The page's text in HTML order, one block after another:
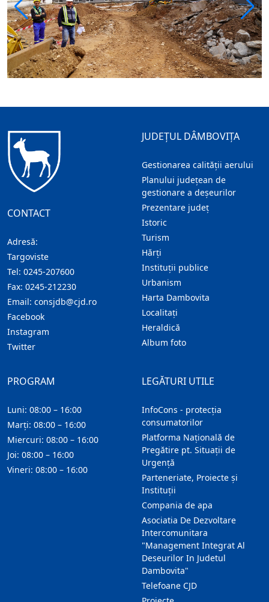
CONTACT
Adresă:
Targoviste
Tel: 0245-207600
Fax: 0245-212230
Email: consjdb@cjd.ro
Facebook
Instagram
Twitter
JUDEȚUL DÂMBOVIȚA
Gestionarea calității aerului
Planului județean de
gestionare a deșeurilor
Prezentare judeţ
Istoric
Turism
Hărţi
Instituţii publice
Urbanism
Harta Dambovita
Localitaţi
Heraldică
Album foto
LEGĂTURI UTILE
InfoCons - protecția
consumatorilor
Platforma Națională de
Pregătire pt. Situații de
Urgență
Parteneriate, Proiecte și
Instituții
Compania de apa
Asociatia De Dezvoltare
Intercomunitara
"Management Integrat Al
Deseurilor In Judetul
Dambovita"
Telefoane CJD
PROGRAM
Luni: 08:00 – 16:00
Marți: 08:00 – 16:00
Miercuri: 08:00 – 16:00
Joi: 08:00 – 16:00
Vineri: 08:00 – 16:00